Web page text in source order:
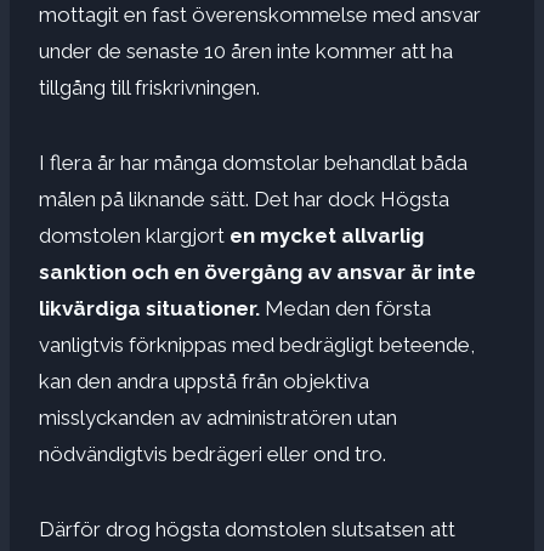
mottagit en fast överenskommelse med ansvar
under de senaste 10 åren inte kommer att ha
tillgång till friskrivningen.
I flera år har många domstolar behandlat båda
målen på liknande sätt. Det har dock Högsta
domstolen klargjort en mycket allvarlig
sanktion och en övergång av ansvar är inte
likvärdiga situationer. Medan den första
vanligtvis förknippas med bedrägligt beteende,
kan den andra uppstå från objektiva
misslyckanden av administratören utan
nödvändigtvis bedrägeri eller ond tro.
Därför drog högsta domstolen slutsatsen att